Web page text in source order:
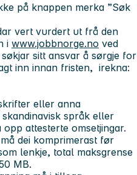
på knappen merka ”Søk
vert vurdert ut frå den
i www.jobbnorge.no ved
sitt ansvar å sørgje for
inn innan fristen, irekna:
eller anna
språk eller
attesterte omsetjingar.
dei komprimerast før
lenkje, total maksgrense
MB.